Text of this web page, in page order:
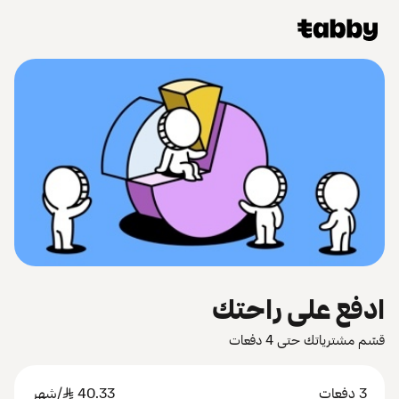
ادفع على راحتك
قسّم مشترياتك حتى 4 دفعات
3 دفعات 40.33
SAR/شهر